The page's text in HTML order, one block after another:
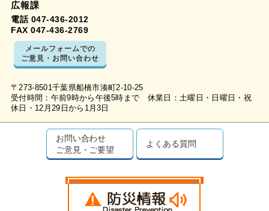
広報課
電話 047-436-2012
FAX 047-436-2769
メールフォームでの
ご意見・お問い合わせ
〒273-8501千葉県船橋市湊町2-10-25
受付時間：午前9時から午後5時まで 休業日：土曜日・日曜日・祝
休日・12月29日から1月3日
お問い合わせ
ご意見・ご要望
よくある質問